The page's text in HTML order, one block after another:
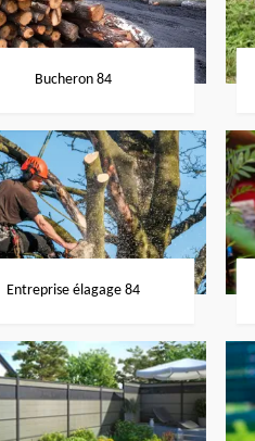
Bucheron 84
Entreprise élagage 84